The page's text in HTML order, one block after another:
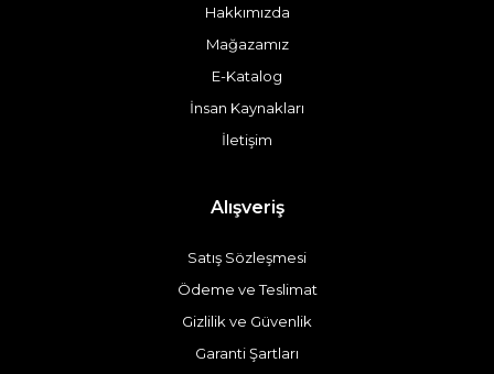
Hakkımızda
Mağazamız
E-Katalog
İnsan Kaynakları
İletişim
Alışveriş
Satış Sözleşmesi
Ödeme ve Teslimat
Gizlilik ve Güvenlik
Garanti Şartları